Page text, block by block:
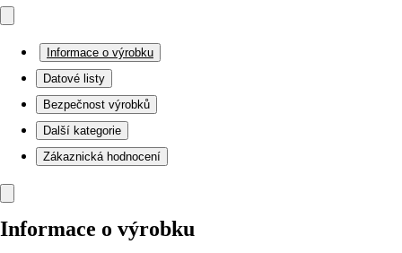
Informace o výrobku
Datové listy
Bezpečnost výrobků
Další kategorie
Zákaznická hodnocení
Informace o výrobku